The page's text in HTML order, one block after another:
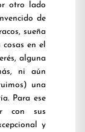
otro lado
de
sueña
cosas en el
alguna
ni aún
una
Para ese
con sus
y